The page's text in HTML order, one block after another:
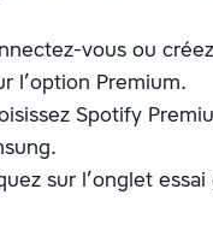
vous ou
l’option Premium.
Spotify
sur l’onglet